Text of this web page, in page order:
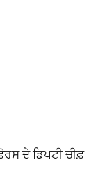
ਦੇ ਡਿਪਟੀ ਚੀਫ਼